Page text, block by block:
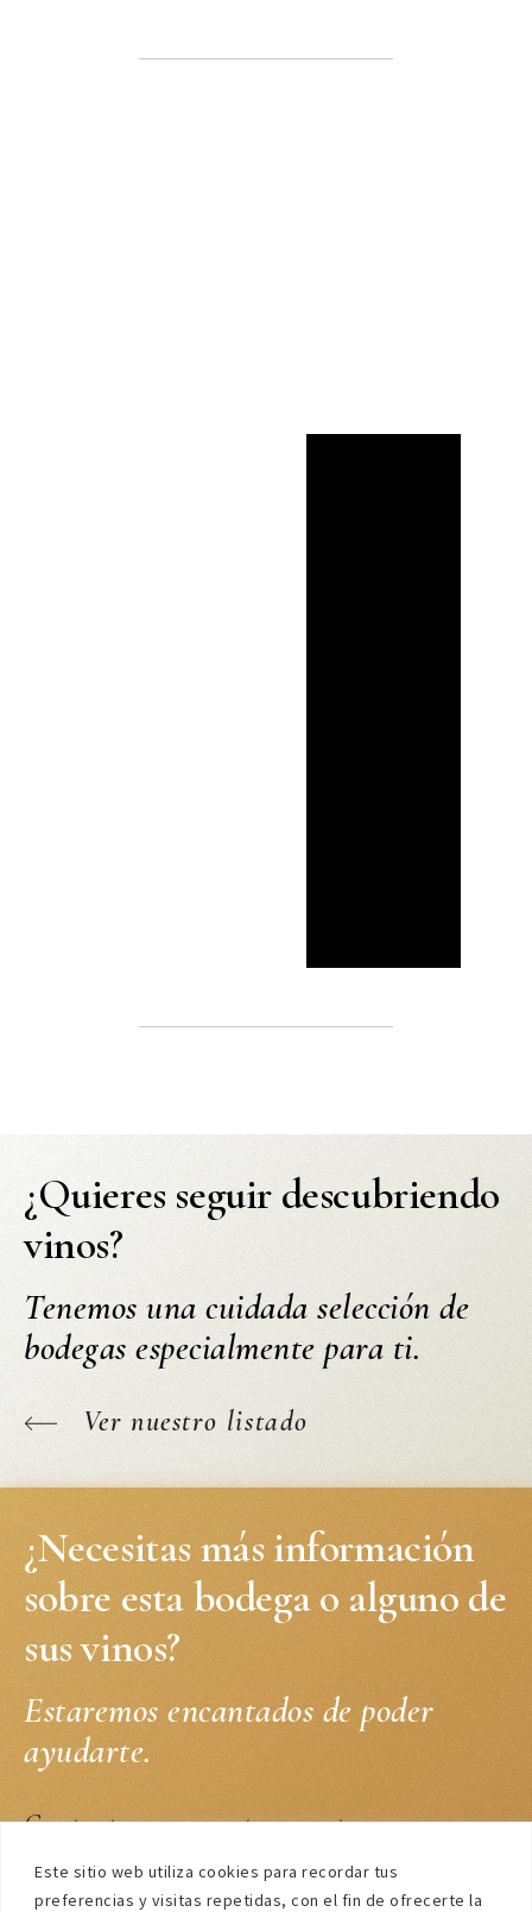
Este sitio web utiliza cookies para recordar tus
preferencias y visitas repetidas, con el fin de ofrecerte la
¿Quieres seguir descubriendo
vinos?
Tenemos una cuidada selección de
bodegas especialmente para ti.
Ver nuestro listado
¿Necesitas más información
sobre esta bodega o alguno de
sus vinos?
Estaremos encantados de poder
ayudarte.
Contacta con nosotros